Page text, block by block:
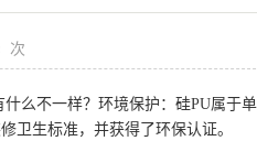
次
么不一样？环境保护：硅PU属于
卫生标准，并获得了环保认证。